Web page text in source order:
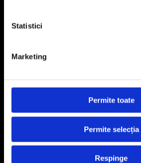
Statistici
Marketing
Permite toate
Permite selecția
Respinge